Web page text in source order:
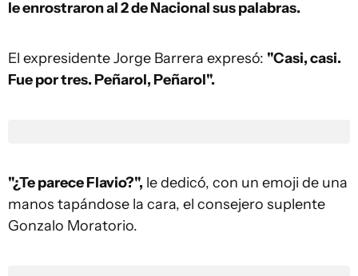
le enrostraron al 2 de Nacional sus palabras.
El expresidente Jorge Barrera expresó: "Casi, casi.
Fue por tres. Peñarol, Peñarol".
"¿Te parece Flavio?", le dedicó, con un emoji de una
manos tapándose la cara, el consejero suplente
Gonzalo Moratorio.